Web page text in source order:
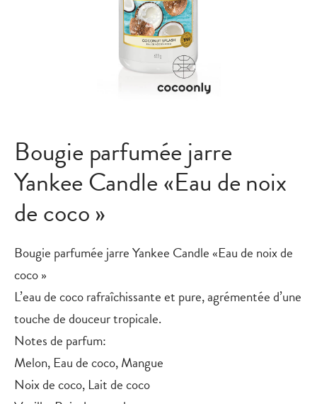
Bougie parfumée jarre
Yankee Candle «Eau de noix
de coco »
Bougie parfumée jarre Yankee Candle «Eau de noix de
coco »
L’eau de coco rafraîchissante et pure, agrémentée d’une
touche de douceur tropicale.
Notes de parfum:
Melon, Eau de coco, Mangue
Noix de coco, Lait de coco